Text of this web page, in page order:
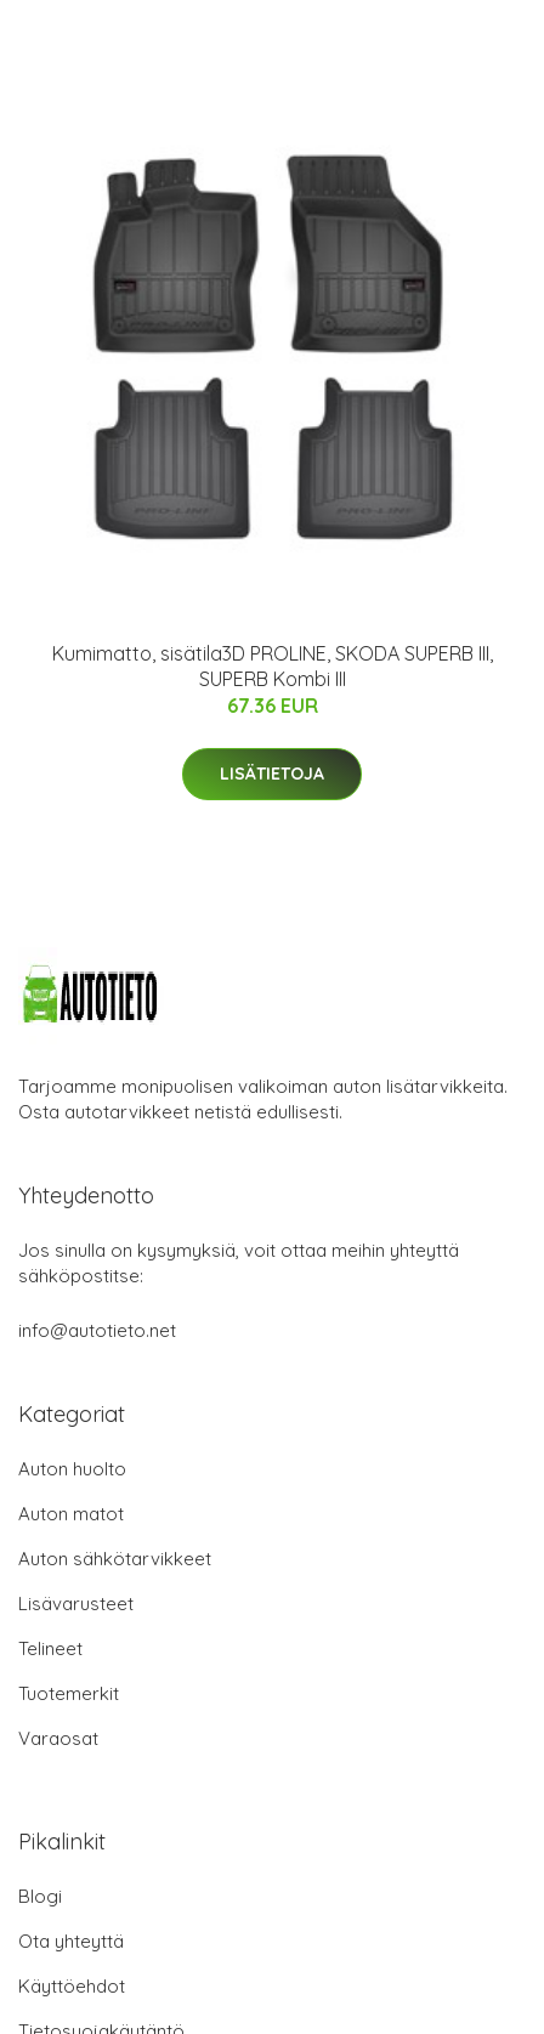
Kumimatto, sisätila3D PROLINE, SKODA SUPERB III,
SUPERB Kombi III
67.36 EUR
LISÄTIETOJA
Tarjoamme monipuolisen valikoiman auton lisätarvikkeita.
Osta autotarvikkeet netistä edullisesti.
Yhteydenotto
Jos sinulla on kysymyksiä, voit ottaa meihin yhteyttä
sähköpostitse:
info@autotieto.net
Kategoriat
Auton huolto
Auton matot
Auton sähkötarvikkeet
Lisävarusteet
Telineet
Tuotemerkit
Varaosat
Pikalinkit
Blogi
Ota yhteyttä
Käyttöehdot